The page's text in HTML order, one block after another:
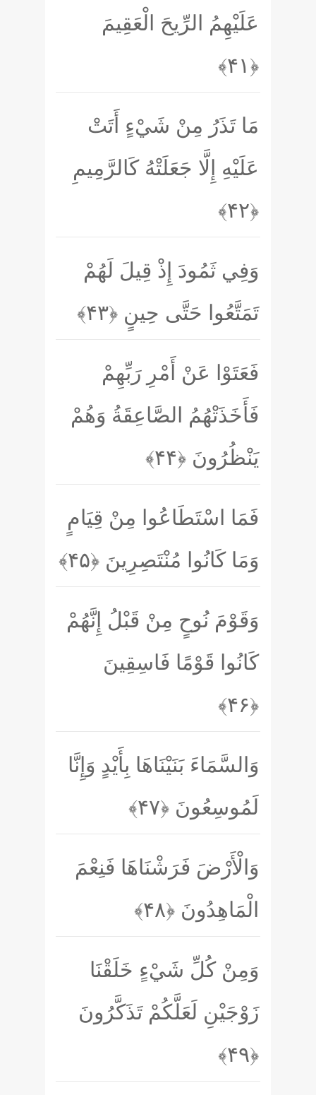
عَلَيْهِمُ الرِّيحَ الْعَقِيمَ
﴿۴۱﴾
مَا تَذَرُ مِنْ شَيْءٍ أَتَتْ
عَلَيْهِ إِلَّا جَعَلَتْهُ كَالرَّمِيمِ
﴿۴۲﴾
وَفِي ثَمُودَ إِذْ قِيلَ لَهُمْ
تَمَتَّعُوا حَتَّى حِينٍ ﴿۴۳﴾
فَعَتَوْا عَنْ أَمْرِ رَبِّهِمْ
فَأَخَذَتْهُمُ الصَّاعِقَةُ وَهُمْ
يَنْظُرُونَ ﴿۴۴﴾
فَمَا اسْتَطَاعُوا مِنْ قِيَامٍ
وَمَا كَانُوا مُنْتَصِرِينَ ﴿۴۵﴾
وَقَوْمَ نُوحٍ مِنْ قَبْلُ إِنَّهُمْ
كَانُوا قَوْمًا فَاسِقِينَ
﴿۴۶﴾
وَالسَّمَاءَ بَنَيْنَاهَا بِأَيْدٍ وَإِنَّا
لَمُوسِعُونَ ﴿۴۷﴾
وَالْأَرْضَ فَرَشْنَاهَا فَنِعْمَ
الْمَاهِدُونَ ﴿۴۸﴾
وَمِنْ كُلِّ شَيْءٍ خَلَقْنَا
زَوْجَيْنِ لَعَلَّكُمْ تَذَكَّرُونَ
﴿۴۹﴾